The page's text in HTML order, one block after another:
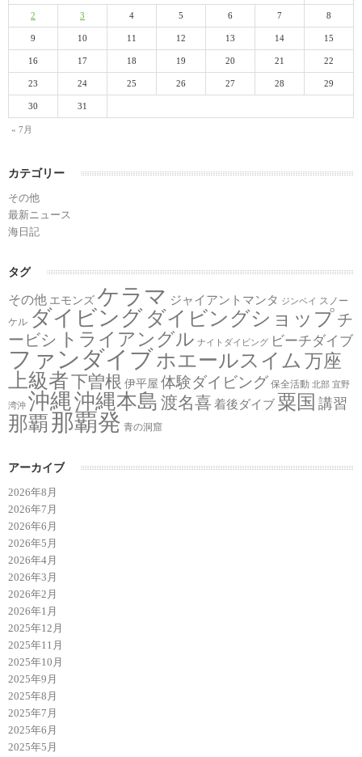
« 7月
2 3 4 5 6 7 8
9 10 11 12 13 14 15
16 17 18 19 20 21 22
23 24 25 26 27 28 29
30 31
カテゴリー
その他
最新ニュース
海日記
タグ
その他 エモンズ ケラマ ジャイアントマンタ ジンベイ スノー
ケル ダイビング ダイビングショップチ
ービシ トライアングル ナイトダイビング ビーチダイブ
ファンダイブホエールスイム 万座
上級者下曽根 伊平屋 体験ダイビング 保全活動 北部 宜野
湾沖 沖縄沖縄本島 渡名喜 着後ダイブ 粟国 講習
那覇 那覇発 青の洞窟
アーカイブ
2026年8月
2026年7月
2026年6月
2026年5月
2026年4月
2026年3月
2026年2月
2026年1月
2025年12月
2025年11月
2025年10月
2025年9月
2025年8月
2025年7月
2025年6月
2025年5月